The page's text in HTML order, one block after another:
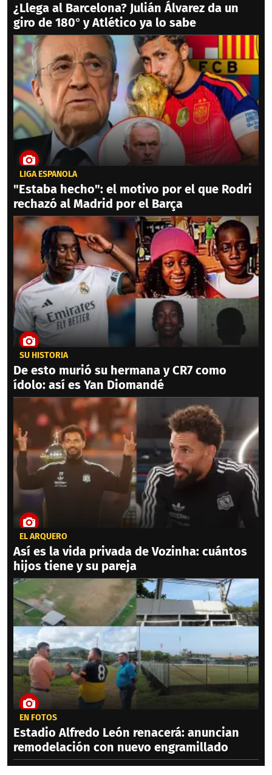
¿Llega al Barcelona? Julián Álvarez da un
giro de 180° y Atlético ya lo sabe
LIGA ESPAÑOLA
"Estaba hecho": el motivo por el que Rodri
rechazó al Madrid por el Barça
SU HISTORIA
De esto murió su hermana y CR7 como
ídolo: así es Yan Diomandé
EL ARQUERO
Así es la vida privada de Vozinha: cuántos
hijos tiene y su pareja
EN FOTOS
Estadio Alfredo León renacerá: anuncian
remodelación con nuevo engramillado